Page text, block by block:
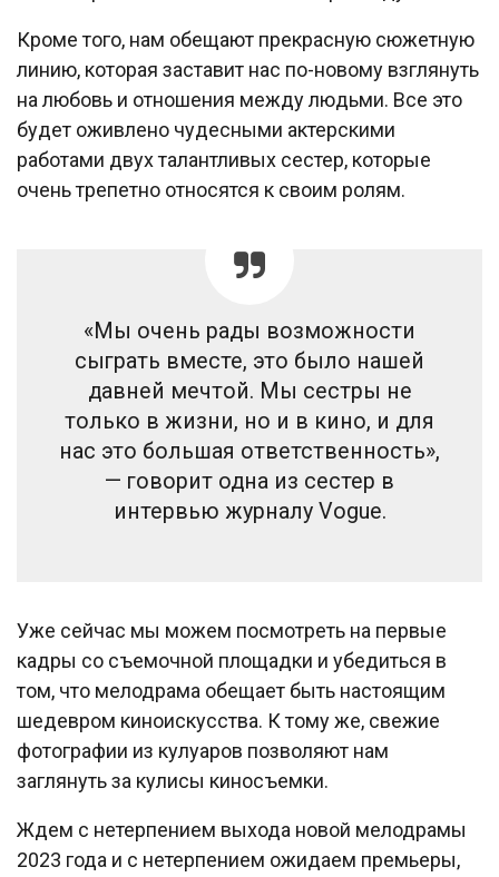
Кроме того, нам обещают прекрасную сюжетную
линию, которая заставит нас по-новому взглянуть
на любовь и отношения между людьми. Все это
будет оживлено чудесными актерскими
работами двух талантливых сестер, которые
очень трепетно относятся к своим ролям.
«Мы очень рады возможности
сыграть вместе, это было нашей
давней мечтой. Мы сестры не
только в жизни, но и в кино, и для
нас это большая ответственность»,
— говорит одна из сестер в
интервью журналу Vogue.
Уже сейчас мы можем посмотреть на первые
кадры со съемочной площадки и убедиться в
том, что мелодрама обещает быть настоящим
шедевром киноискусства. К тому же, свежие
фотографии из кулуаров позволяют нам
заглянуть за кулисы киносъемки.
Ждем с нетерпением выхода новой мелодрамы
2023 года и с нетерпением ожидаем премьеры,